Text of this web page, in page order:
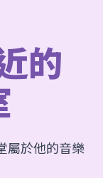
的
屬於他的音樂